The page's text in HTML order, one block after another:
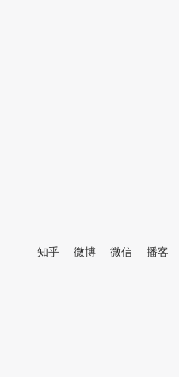
知乎 微博 微信 播客